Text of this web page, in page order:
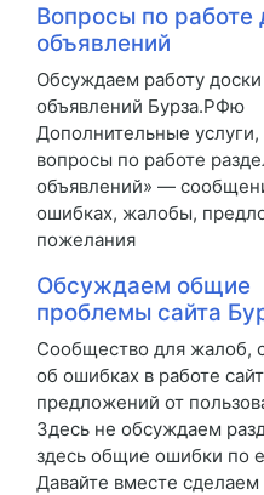
Вопросы по работе
объявлений
Обсуждаем работу доски
объявлений Бурза.РФю
Дополнительные
вопросы по работе
объявлений» —
ошибках, жалобы,
пожелания
Обсуждаем общие
проблемы сайта
Сообщество для жалоб,
об ошибках в работе
предложений от
Здесь не обсуждаем
здесь общие ошибки по
Давайте вместе